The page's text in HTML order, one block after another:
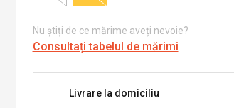
Nu știți de ce mărime aveți nevoie?
Consultați tabelul de mărimi
Livrare la domiciliu